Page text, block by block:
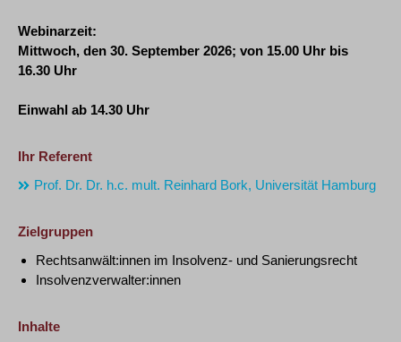
Webinarzeit:
Mittwoch, den 30. September 2026; von 15.00 Uhr bis
16.30 Uhr
Einwahl ab 14.30 Uhr
Ihr Referent
Prof. Dr. Dr. h.c. mult. Reinhard Bork, Universität Hamburg
Zielgruppen
Rechtsanwält:innen im Insolvenz- und Sanierungsrecht
Insolvenzverwalter:innen
Inhalte